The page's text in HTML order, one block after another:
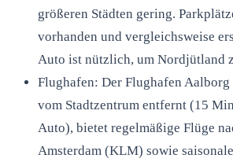
größeren Städten gering.
vorhanden und vergleichsweise
Auto ist nützlich, um Nordjütland
Flughafen: Der Flughafen
vom Stadtzentrum entfernt (15
Auto), bietet regelmäßige Flüge
Amsterdam (KLM) sowie